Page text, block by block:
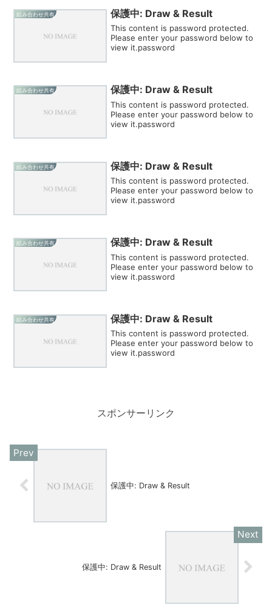
組み合わせ共有 保護中: Draw & Result
This content is password protected.
Please enter your password below to
view it.password
組み合わせ共有 保護中: Draw & Result
This content is password protected.
Please enter your password below to
view it.password
組み合わせ共有 保護中: Draw & Result
This content is password protected.
Please enter your password below to
view it.password
組み合わせ共有 保護中: Draw & Result
This content is password protected.
Please enter your password below to
view it.password
組み合わせ共有 保護中: Draw & Result
This content is password protected.
Please enter your password below to
view it.password
スポンサーリンク
保護中: Draw & Result
保護中: Draw & Result